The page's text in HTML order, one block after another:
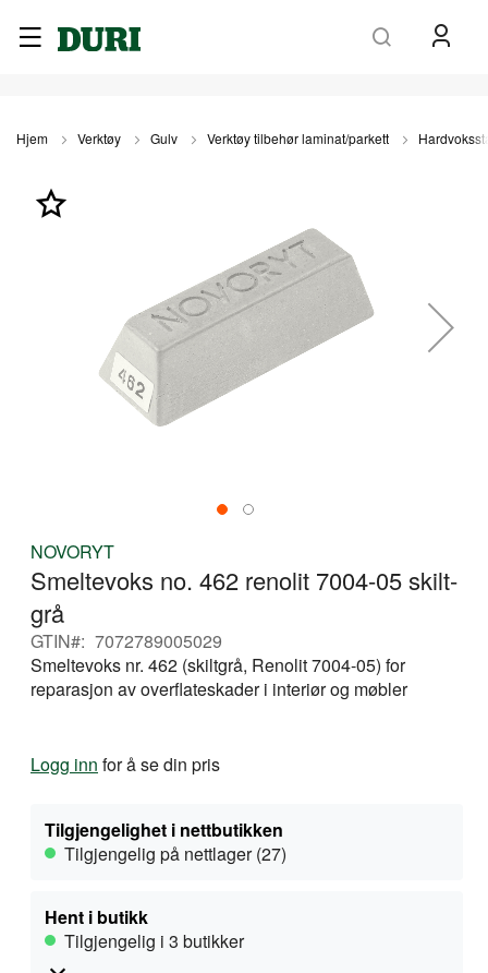
Hjem Verktøy Gulv Verktøy tilbehør laminat/parkett
slutten
begynnelsen
bildegalleri
NOVORYT
Smeltevoks no. 462 renolit 7004-05 skilt-
grå
GTIN
7072789005029
Smeltevoks nr. 462 (skiltgrå, Renolit 7004-05) for
reparasjon av overflateskader i interiør og møbler
Logg inn for å se din pris
Tilgjengelighet i nettbutikken
Tilgjengelig på nettlager (27)
Hent i butikk
Tilgjengelig i 3 butikker